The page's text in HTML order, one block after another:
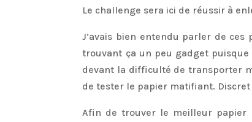
Le challenge sera ici de réussir à
J’avais bien entendu parler de ces
trouvant ça un peu gadget
devant la difficulté de transporter
de tester le papier matifiant.
Afin de trouver le meilleur papier